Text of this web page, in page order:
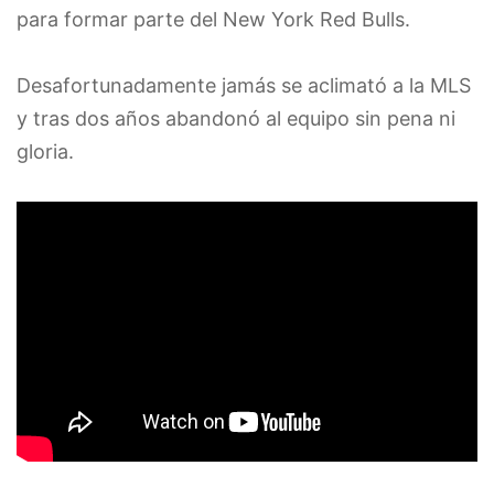
para formar parte del New York Red Bulls.
Desafortunadamente jamás se aclimató a la MLS
y tras dos años abandonó al equipo sin pena ni
gloria.